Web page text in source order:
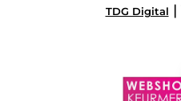
TDG Digital